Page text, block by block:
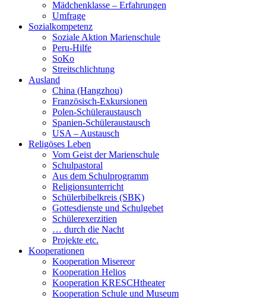
Mädchenklasse – Erfahrungen
Umfrage
Sozialkompetenz
Soziale Aktion Marienschule
Peru-Hilfe
SoKo
Streitschlichtung
Ausland
China (Hangzhou)
Französisch-Exkursionen
Polen-Schüleraustausch
Spanien-Schüleraustausch
USA – Austausch
Religöses Leben
Vom Geist der Marienschule
Schulpastoral
Aus dem Schulprogramm
Religionsunterricht
Schülerbibelkreis (SBK)
Gottesdienste und Schulgebet
Schülerexerzitien
… durch die Nacht
Projekte etc.
Kooperationen
Kooperation Misereor
Kooperation Helios
Kooperation KRESCHtheater
Kooperation Schule und Museum